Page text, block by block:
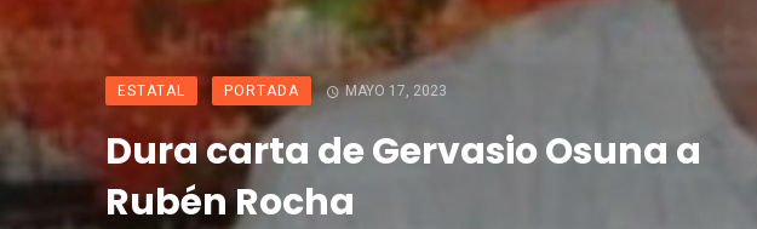
ESTATAL PORTADA MAYO 17, 2023
Dura carta de Gervasio Osuna a
Rubén Rocha